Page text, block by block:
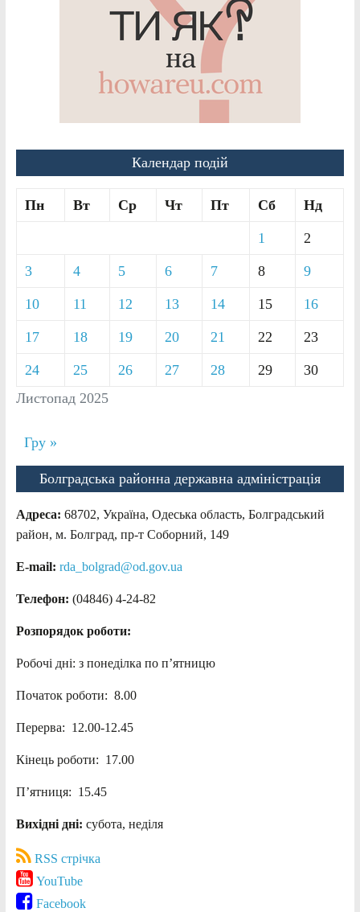
Календар подій
Листопад 2025
Пн Вт Ср Чт Пт Сб Нд
1 2
3 4 5 6 7 8 9
10 11 12 13 14 15 16
17 18 19 20 21 22 23
24 25 26 27 28 29 30
Гру »
Болградська районна державна адміністрація
Адреса: 68702, Україна, Одеська область, Болградський
район, м. Болград, пр-т Соборний, 149
E-mail: rda_bolgrad@od.gov.ua
Телефон: (04846) 4-24-82
Розпорядок роботи:
Робочі дні: з понеділка по п’ятницю
Початок роботи: 8.00
Перерва: 12.00-12.45
Кінець роботи: 17.00
П’ятниця: 15.45
Вихідні дні: субота, неділя
RSS стрічка
YouTube
Facebook